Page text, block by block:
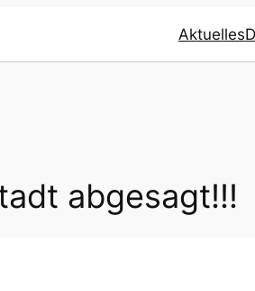
Aktuelles
abge­sagt!!!